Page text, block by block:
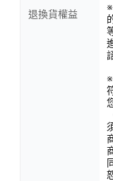
寶貝納特堅持採用
容量包裝，方便保
<產品資訊皆由跨境
翻譯內容僅供參考
退換貨權益